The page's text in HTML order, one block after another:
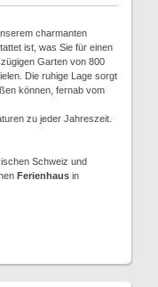
charmanten
ist, was Sie für einen
Garten von 800
Die ruhige Lage sorgt
können, fernab vom
zu jeder Jahreszeit.
Schweiz und
Ferienhaus in